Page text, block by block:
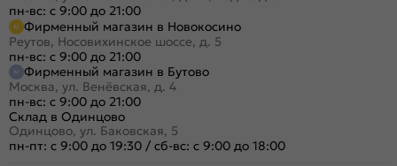
пн-вс: с 9:00 до 21:00
Фирменный магазин в Новокосино
Реутов, Носовихинское шоссе, д. 5
пн-вс: с 9:00 до 21:00
Фирменный магазин в Бутово
Москва, ул. Венёвская, д. 4
пн-вс: с 9:00 до 21:00
Склад в Одинцово
Одинцово, ул. Баковская, 5
пн-пт: с 9:00 до 19:30 / сб-вс: с 9:00 до 18:00